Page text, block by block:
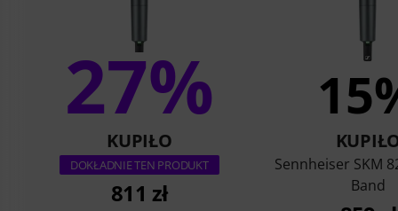
27%
KUPIŁO
DOKŁADNIE TEN PRODUKT
811 zł
Sennheiser SKM
Band